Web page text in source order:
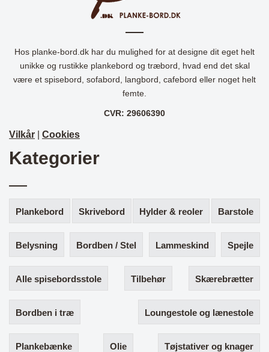
Hos planke-bord.dk har du mulighed for at designe dit eget helt
unikke og rustikke plankebord og træbord, hvad end det skal
være et spisebord, sofabord, langbord, cafebord eller noget helt
femte.
CVR: 29606390
Vilkår Cookies
Kategorier
Plankebord Skrivebord Hylder & reoler Barstole
Belysning Bordben / Stel Lammeskind Spejle
Alle spisebordsstole Tilbehør Skærebrætter
Bordben i træ Loungestole og lænestole
Plankebænke Olie Tøjstativer og knager